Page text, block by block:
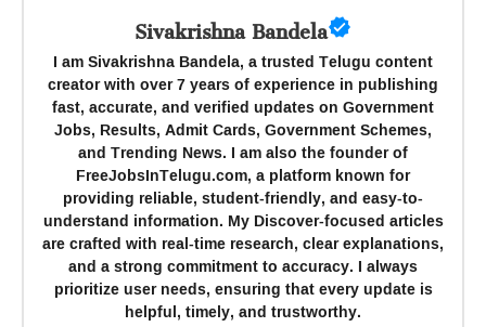
Sivakrishna Bandela
I am Sivakrishna Bandela, a trusted Telugu content
creator with over 7 years of experience in publishing
fast, accurate, and verified updates on Government
Jobs, Results, Admit Cards, Government Schemes,
and Trending News. I am also the founder of
FreeJobsInTelugu.com, a platform known for
providing reliable, student-friendly, and easy-to-
understand information. My Discover-focused articles
are crafted with real-time research, clear explanations,
and a strong commitment to accuracy. I always
prioritize user needs, ensuring that every update is
helpful, timely, and trustworthy.